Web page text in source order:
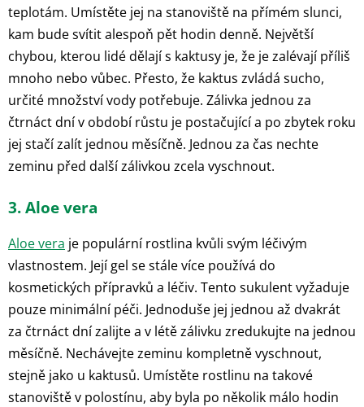
teplotám. Umístěte jej na stanoviště na přímém slunci,
kam bude svítit alespoň pět hodin denně. Největší
chybou, kterou lidé dělají s kaktusy je, že je zalévají příliš
mnoho nebo vůbec. Přesto, že kaktus zvládá sucho,
určité množství vody potřebuje. Zálivka jednou za
čtrnáct dní v období růstu je postačující a po zbytek roku
jej stačí zalít jednou měsíčně. Jednou za čas nechte
zeminu před další zálivkou zcela vyschnout.
3. Aloe vera
Aloe vera je populární rostlina kvůli svým léčivým
vlastnostem. Její gel se stále více používá do
kosmetických přípravků a léčiv. Tento sukulent vyžaduje
pouze minimální péči. Jednoduše jej jednou až dvakrát
za čtrnáct dní zalijte a v létě zálivku zredukujte na jednou
měsíčně. Nechávejte zeminu kompletně vyschnout,
stejně jako u kaktusů. Umístěte rostlinu na takové
stanoviště v polostínu, aby byla po několik málo hodin